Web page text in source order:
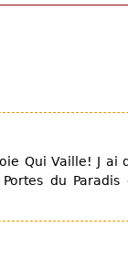
Qui Vaille! J
du